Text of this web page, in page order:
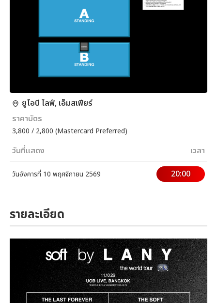
ยูโอบี ไลฟ์, เอ็มสเฟียร์
ราคาบัตร
3,800 / 2,800 (Mastercard Preferred)
วันที่แสดง เวลา
วันอังคารที่ 10 พฤศจิกายน 2569 20:00
รายละเอียด